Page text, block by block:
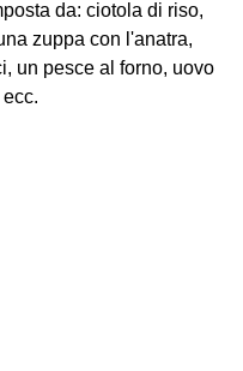
da: ciotola di riso,
zuppa con l'anatra,
un pesce al forno, uovo